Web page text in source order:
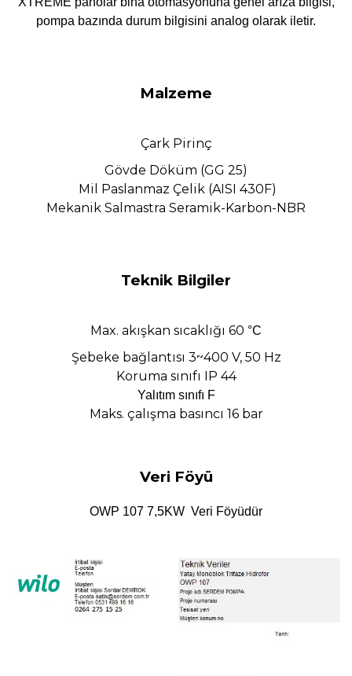
pompa bazında durum bilgisini analog olarak iletir.
Malzeme
Çark Pirinç
Gövde Döküm (GG 25)
Mil Paslanmaz Çelik (AISI 430F)
Mekanik Salmastra Seramik-Karbon-NBR
Teknik Bilgiler
Max. akışkan sıcaklığı 60 °C
Şebeke bağlantısı 3~400 V, 50 Hz
Koruma sınıfı IP 44
Yalıtım sınıfı F
Maks. çalışma basıncı 16 bar
Veri Föyü
OWP 107 7,5KW Veri Föyüdür